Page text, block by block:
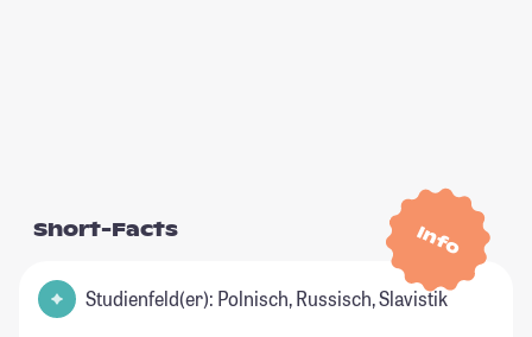
Info
Short-Facts
Studienfeld(er): Polnisch, Russisch, Slavistik